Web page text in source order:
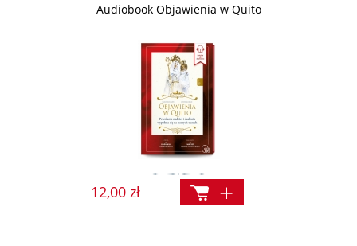
Audiobook Objawienia w Quito
12,00 zł